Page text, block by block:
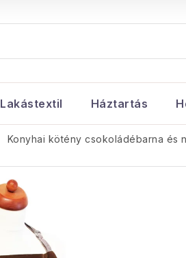
Lakástextil Háztartás
Konyhai kötény csokoládébarna és